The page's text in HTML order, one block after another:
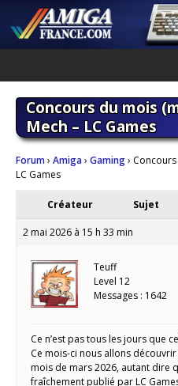
Concours du mois
Mech – LC Games
Forum› Amiga› Gaming›
LC Games
Créateur Sujet
2 mai 2026 à 15 h 33 min
Teuff
Level 12
Messages : 1642
Ce n’est pas tous les jours que
Ce mois-ci nous allons
mois de mars 2026, autant dire
fraîchement publié par LC